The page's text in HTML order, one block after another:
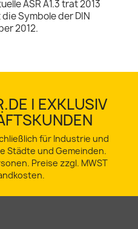
ASR A1.3 trat 2013
Symbole der DIN
2012.
| EXKLUSIV
für Industrie und
Städte und Gemeinden.
Preise zzgl. MWST